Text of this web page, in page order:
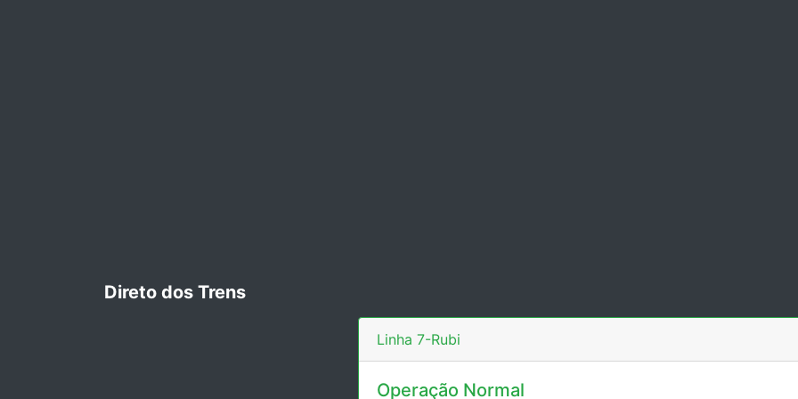
Direto dos Trens
Linha 7-Rubi
Operação Normal